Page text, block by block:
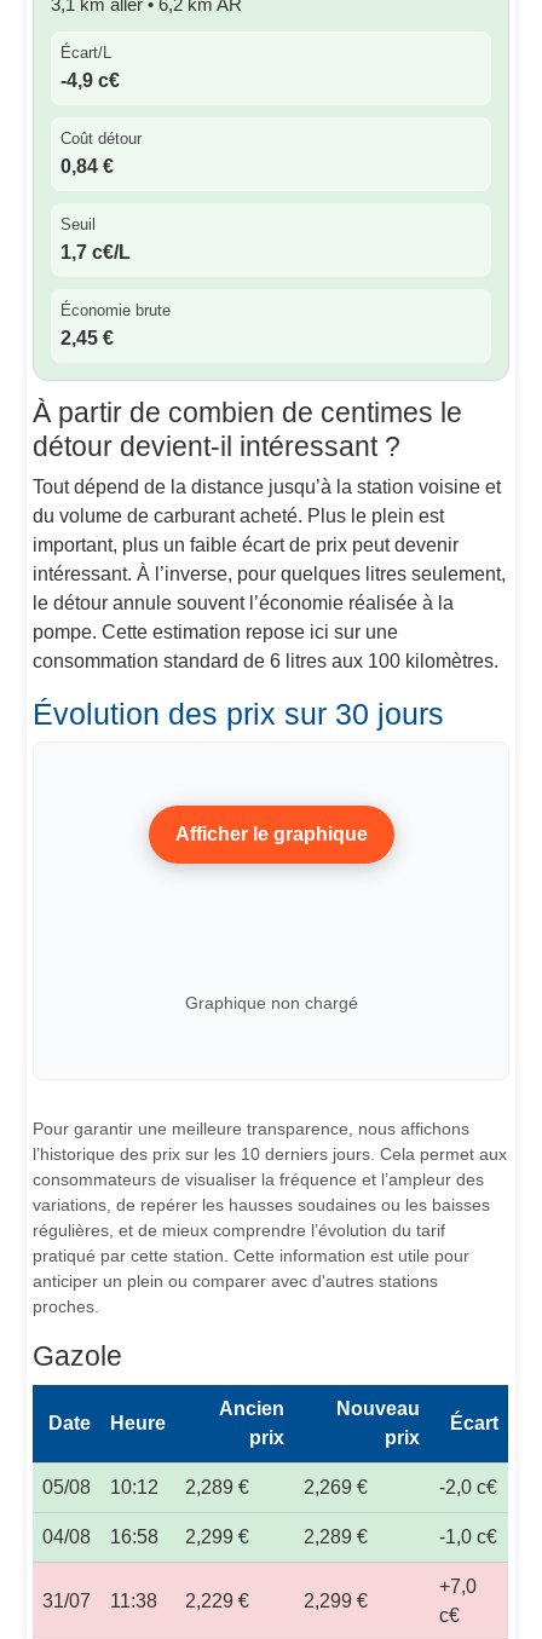
3,1 km aller • 6,2 km AR
Écart/L
-4,9 c€
Coût détour
0,84 €
Seuil
1,7 c€/L
Économie brute
2,45 €
À partir de combien de centimes le
détour devient-il intéressant ?
Tout dépend de la distance jusqu’à la station voisine et
du volume de carburant acheté. Plus le plein est
important, plus un faible écart de prix peut devenir
intéressant. À l’inverse, pour quelques litres seulement,
le détour annule souvent l’économie réalisée à la
pompe. Cette estimation repose ici sur une
consommation standard de 6 litres aux 100 kilomètres.
Évolution des prix sur 30 jours
Afficher le graphique
Graphique non chargé
Pour garantir une meilleure transparence, nous affichons
l’historique des prix sur les 10 derniers jours. Cela permet aux
consommateurs de visualiser la fréquence et l’ampleur des
variations, de repérer les hausses soudaines ou les baisses
régulières, et de mieux comprendre l’évolution du tarif
pratiqué par cette station. Cette information est utile pour
anticiper un plein ou comparer avec d'autres stations
proches.
Gazole
Date Heure
Ancien
prix
Nouveau
prix
Écart
05/08 10:12 2,289 € 2,269 € -2,0 c€
04/08 16:58 2,299 € 2,289 € -1,0 c€
31/07 11:38 2,229 € 2,299 €
+7,0
c€